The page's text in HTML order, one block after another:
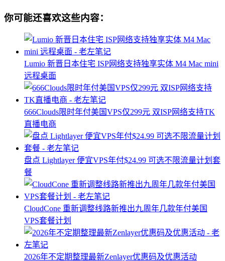
你可能还喜欢这些内容：
Lumio 新晋日本住宅 ISP网络支持独享实体 M4 Mac mini
远程桌面
666Clouds限时年付美国VPS仅299元 双ISP网络支持TK
直播电商
盘点 Lightlayer 便宜VPS年付$24.99 可选不限流量计划套
餐
CloudCone 重新调整线路新推出九周年几款年付美国
VPS套餐计划
2026年不定期整理最新Zenlayer优惠码及优惠活动